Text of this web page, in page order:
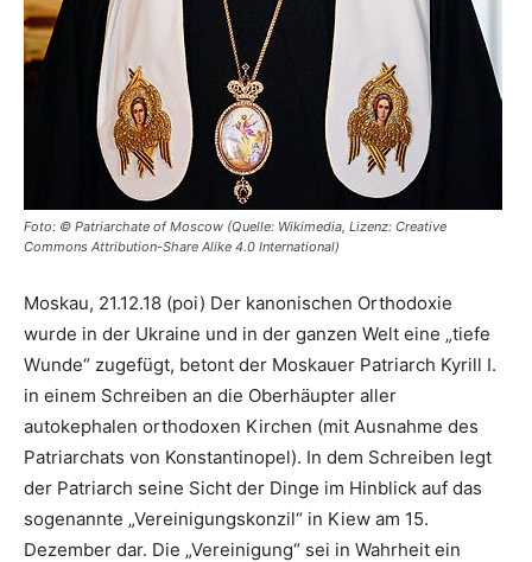
Foto: © Patriarchate of Moscow (Quelle: Wikimedia, Lizenz: Creative
Commons Attribution-Share Alike 4.0 International)
Moskau, 21.12.18 (poi) Der kanonischen Orthodoxie
wurde in der Ukraine und in der ganzen Welt eine „tiefe
Wunde“ zugefügt, betont der Moskauer Patriarch Kyrill I.
in einem Schreiben an die Oberhäupter aller
autokephalen orthodoxen Kirchen (mit Ausnahme des
Patriarchats von Konstantinopel). In dem Schreiben legt
der Patriarch seine Sicht der Dinge im Hinblick auf das
sogenannte „Vereinigungskonzil“ in Kiew am 15.
Dezember dar. Die „Vereinigung“ sei in Wahrheit ein